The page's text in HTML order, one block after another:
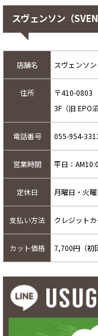
スヴェンソン（
店舗名 スヴェンソ
住所
〒410-0803
3F（旧 EPO
電話番号 055-954-3311
営業時間 平日：
定休日 月曜日・火
支払い方法 クレジット
カット価格 7,700円（初